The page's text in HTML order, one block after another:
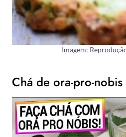
Imagem:
Chá de ora-pro-nobis